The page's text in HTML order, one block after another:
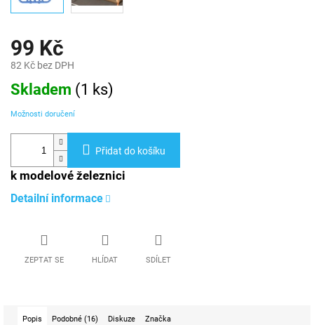
99 Kč
82 Kč bez DPH
Měrná
cena:
Skladem (1 ks)
Možnosti doručení
Přidat do košíku
k modelové železnici
Detailní informace
ZEPTAT SE HLÍDAT SDÍLET
Popis Podobné (16) Diskuze Značka